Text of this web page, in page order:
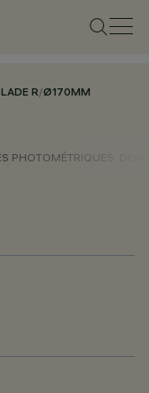
R/Ø170MM
PHOTOMÉTRIQUES